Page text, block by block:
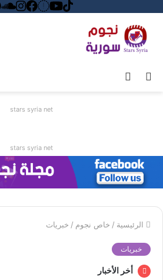
بحث
stars syria net
stars syria net
الرئيسية / خاص نجوم / خبريات
خبريات
أخر الأخبار